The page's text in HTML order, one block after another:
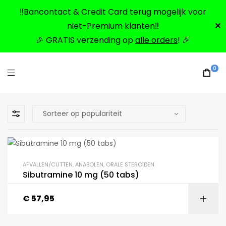
‼️Bancontact & Credit Card terug mogelijk voor
niet-Premium klanten‼️
🎉 GRATIS verzending opalle orders! 🎉
✕
0
AFVALLEN/CUTTEN,ANABOLEN, ORALE STEROÏDEN
Sibutramine 10 mg (50 tabs)
€ 57,95